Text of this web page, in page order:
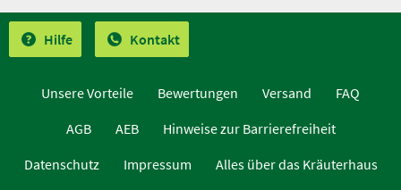
Hilfe Kontakt
Unsere Vorteile Bewertungen Versand
FAQ
AGB
AEB
Hinweise zur Barrierefreiheit
Datenschutz
Impressum
Alles über das Kräuterhaus